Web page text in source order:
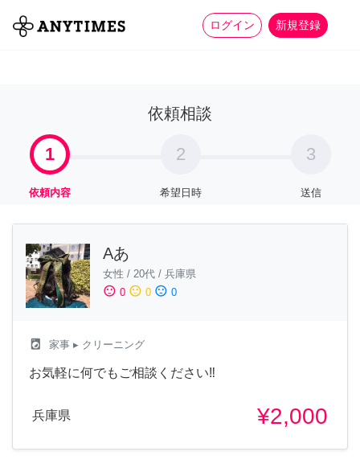
ログイン 新規登録
全て 家事 more_horiz
依頼相談
1
依頼内容
2
希望日時
3
送信
Aあ
女性 / 20代 / 兵庫県
sentiment_satisfied 0 sentiment_neutral 0 sentiment_dissatisfied 0
local_laundry_service 家事 ▸ クリーニング
お気軽に何でもご相談ください‼︎
兵庫県 ¥2,000